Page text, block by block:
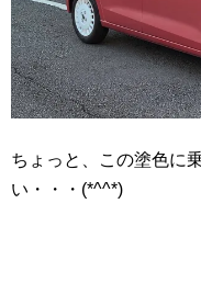
ちょっと、この塗色に
い・・・(*^^*)